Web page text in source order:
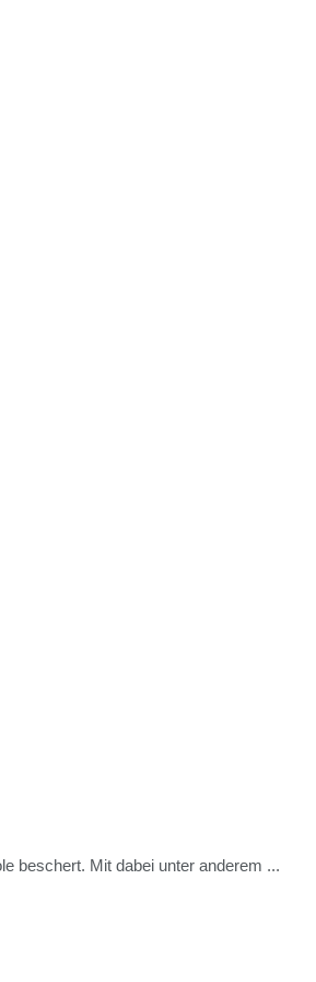
beschert. Mit dabei unter anderem ...